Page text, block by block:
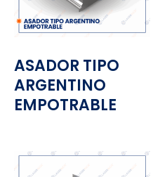
ASADOR TIPO
ARGENTINO
EMPOTRABLE